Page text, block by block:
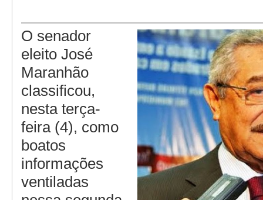
O senador
eleito José
Maranhão
classificou,
nesta terça-
feira (4), como
boatos
informações
ventiladas